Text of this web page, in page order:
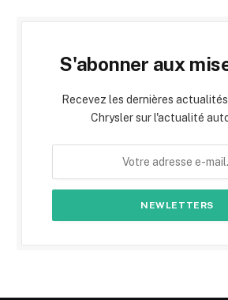
S'abonner aux
Recevez les dernières
Chrysler sur l'actualité